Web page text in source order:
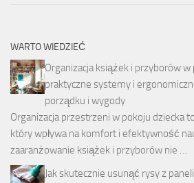
WARTO WIEDZIEĆ
Organizacja książek i przyborów w
praktyczne systemy i
porządku i wygody
Organizacja przestrzeni w pokoju dziecka
który wpływa na komfort i efektywność
zaaranżowanie książek i przyborów nie …
Jak skutecznie usunąć rysy z